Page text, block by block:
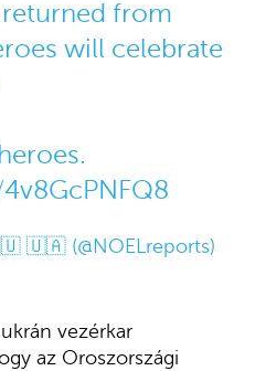
from
will celebrate
🇺🇦 (@NOELreports)
vezérkar
az Oroszországi